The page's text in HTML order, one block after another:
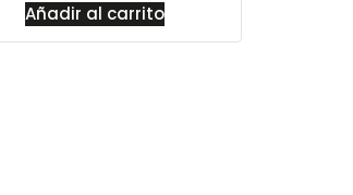
Añadir al carrito